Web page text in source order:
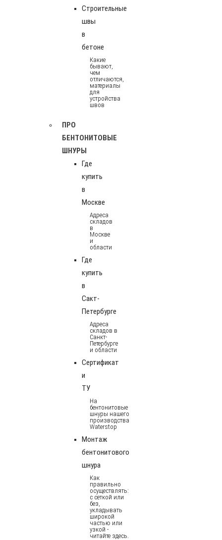
Строительные
швы
в
бетоне
Какие
бывают,
чем
отличаются,
материалы
для
устройства
швов
ПРО
БЕНТОНИТОВЫЕ
ШНУРЫ
Где
купить
в
Москве
Адреса
складов
в
Москве
и
области
Где
купить
в
Сакт-
Петербурге
Адреса
складов в
Санкт-
Петербурге
и области
Сертификат
и
ТУ
На
бентонитовые
шнуры нашего
производства
Waterstop
Монтаж
бентонитового
шнура
Как
правильно
осуществлять:
с сеткой или
без,
укладывать
широкой
частью или
узкой -
читайте здесь.